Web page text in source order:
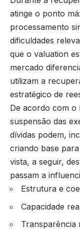
atinge o ponto
processamento
dificuldades
que o valuation
mercado
utilizam a
estratégico de
De acordo com o
suspensão das
dívidas podem,
criando base
vista, a seguir,
passam a
Estrutura e
Capacidade
Transparência